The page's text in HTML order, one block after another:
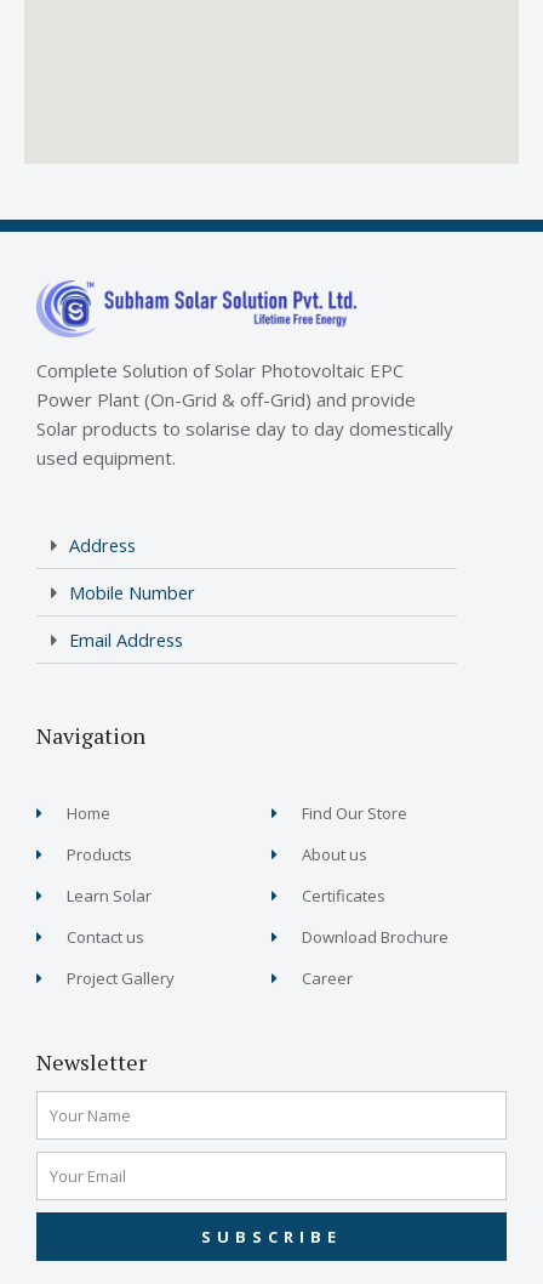
Complete Solution of Solar Photovoltaic EPC
Power Plant (On-Grid & off-Grid) and provide
Solar products to solarise day to day domestically
used equipment.
Address
Mobile Number
Email Address
Navigation
Home
Products
Learn Solar
Contact us
Project Gallery
Find Our Store
About us
Certificates
Download Brochure
Career
Newsletter
SUBSCRIBE